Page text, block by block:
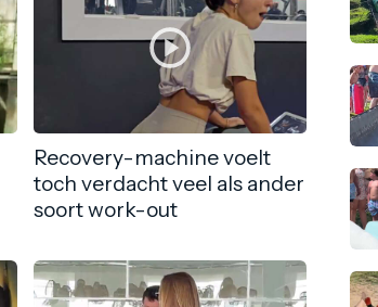
Recovery-machine voelt
toch verdacht veel als ander
soort work-out